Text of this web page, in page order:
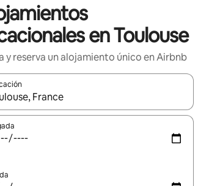
en Toulouse
y reserva un alojamiento único en Airbnb
los resultados estén disponibles, podrás